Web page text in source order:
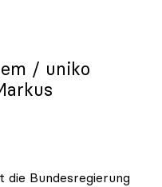
/ uniko
die Bundesregierung